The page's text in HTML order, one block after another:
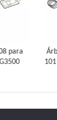
Árbol de
1011198
CAT